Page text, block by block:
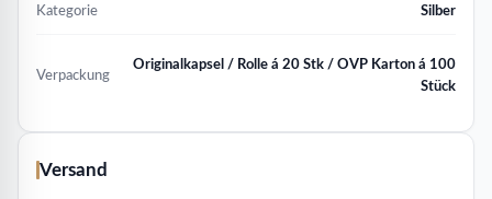
Kategorie Silber
Verpackung
Originalkapsel / Rolle á 20 Stk / OVP Karton á 100
Stück
Versand